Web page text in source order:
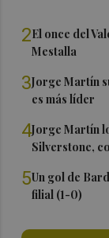
2El once del
Mestalla
3Jorge Martín
es más líder
4Jorge Martín
Silverstone,
5Un gol de
filial (1-0)